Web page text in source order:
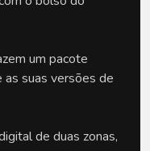
um pacote
suas versões de
de duas zonas,